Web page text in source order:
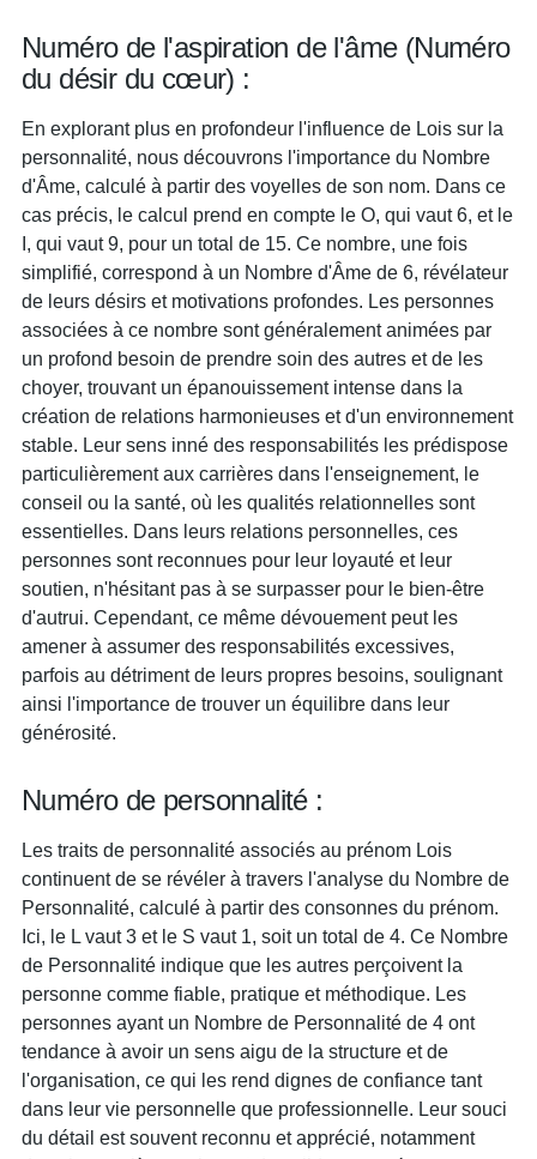
Numéro de l'aspiration de l'âme (Numéro
du désir du cœur) :
En explorant plus en profondeur l'influence de Lois sur la
personnalité, nous découvrons l'importance du Nombre
d'Âme, calculé à partir des voyelles de son nom. Dans ce
cas précis, le calcul prend en compte le O, qui vaut 6, et le
I, qui vaut 9, pour un total de 15. Ce nombre, une fois
simplifié, correspond à un Nombre d'Âme de 6, révélateur
de leurs désirs et motivations profondes. Les personnes
associées à ce nombre sont généralement animées par
un profond besoin de prendre soin des autres et de les
choyer, trouvant un épanouissement intense dans la
création de relations harmonieuses et d'un environnement
stable. Leur sens inné des responsabilités les prédispose
particulièrement aux carrières dans l'enseignement, le
conseil ou la santé, où les qualités relationnelles sont
essentielles. Dans leurs relations personnelles, ces
personnes sont reconnues pour leur loyauté et leur
soutien, n'hésitant pas à se surpasser pour le bien-être
d'autrui. Cependant, ce même dévouement peut les
amener à assumer des responsabilités excessives,
parfois au détriment de leurs propres besoins, soulignant
ainsi l'importance de trouver un équilibre dans leur
générosité.
Numéro de personnalité :
Les traits de personnalité associés au prénom Lois
continuent de se révéler à travers l'analyse du Nombre de
Personnalité, calculé à partir des consonnes du prénom.
Ici, le L vaut 3 et le S vaut 1, soit un total de 4. Ce Nombre
de Personnalité indique que les autres perçoivent la
personne comme fiable, pratique et méthodique. Les
personnes ayant un Nombre de Personnalité de 4 ont
tendance à avoir un sens aigu de la structure et de
l'organisation, ce qui les rend dignes de confiance tant
dans leur vie personnelle que professionnelle. Leur souci
du détail est souvent reconnu et apprécié, notamment